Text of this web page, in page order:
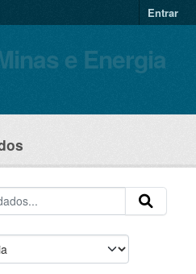
Entrar
e Energia